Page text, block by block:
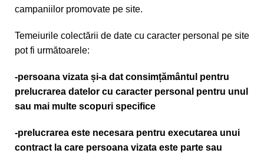
campaniilor promovate pe site.
Temeiurile colectării de date cu caracter personal pe site
pot fi următoarele:
-persoana vizata și-a dat consimțământul pentru
prelucrarea datelor cu caracter personal pentru unul
sau mai multe scopuri specifice
-prelucrarea este necesara pentru executarea unui
contract la care persoana vizata este parte sau